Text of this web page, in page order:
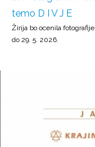
temo D I V J E
Žirija bo ocenila
do 29. 5. 2026.